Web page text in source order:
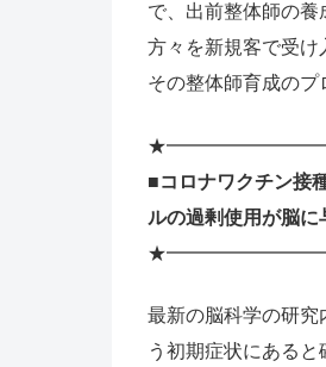
で、出前整体師の
方々を新規客で受け
その整体師育成のプ
■コロナワクチン接
ルの過剰使用が脳に
最新の脳科学の研究
う初期症状にあると